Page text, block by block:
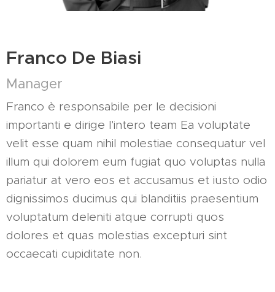
Franco De Biasi
Manager
Franco è responsabile per le decisioni
importanti e dirige l'intero team Ea voluptate
velit esse quam nihil molestiae consequatur vel
illum qui dolorem eum fugiat quo voluptas nulla
pariatur at vero eos et accusamus et iusto odio
dignissimos ducimus qui blanditiis praesentium
voluptatum deleniti atque corrupti quos
dolores et quas molestias excepturi sint
occaecati cupiditate non.